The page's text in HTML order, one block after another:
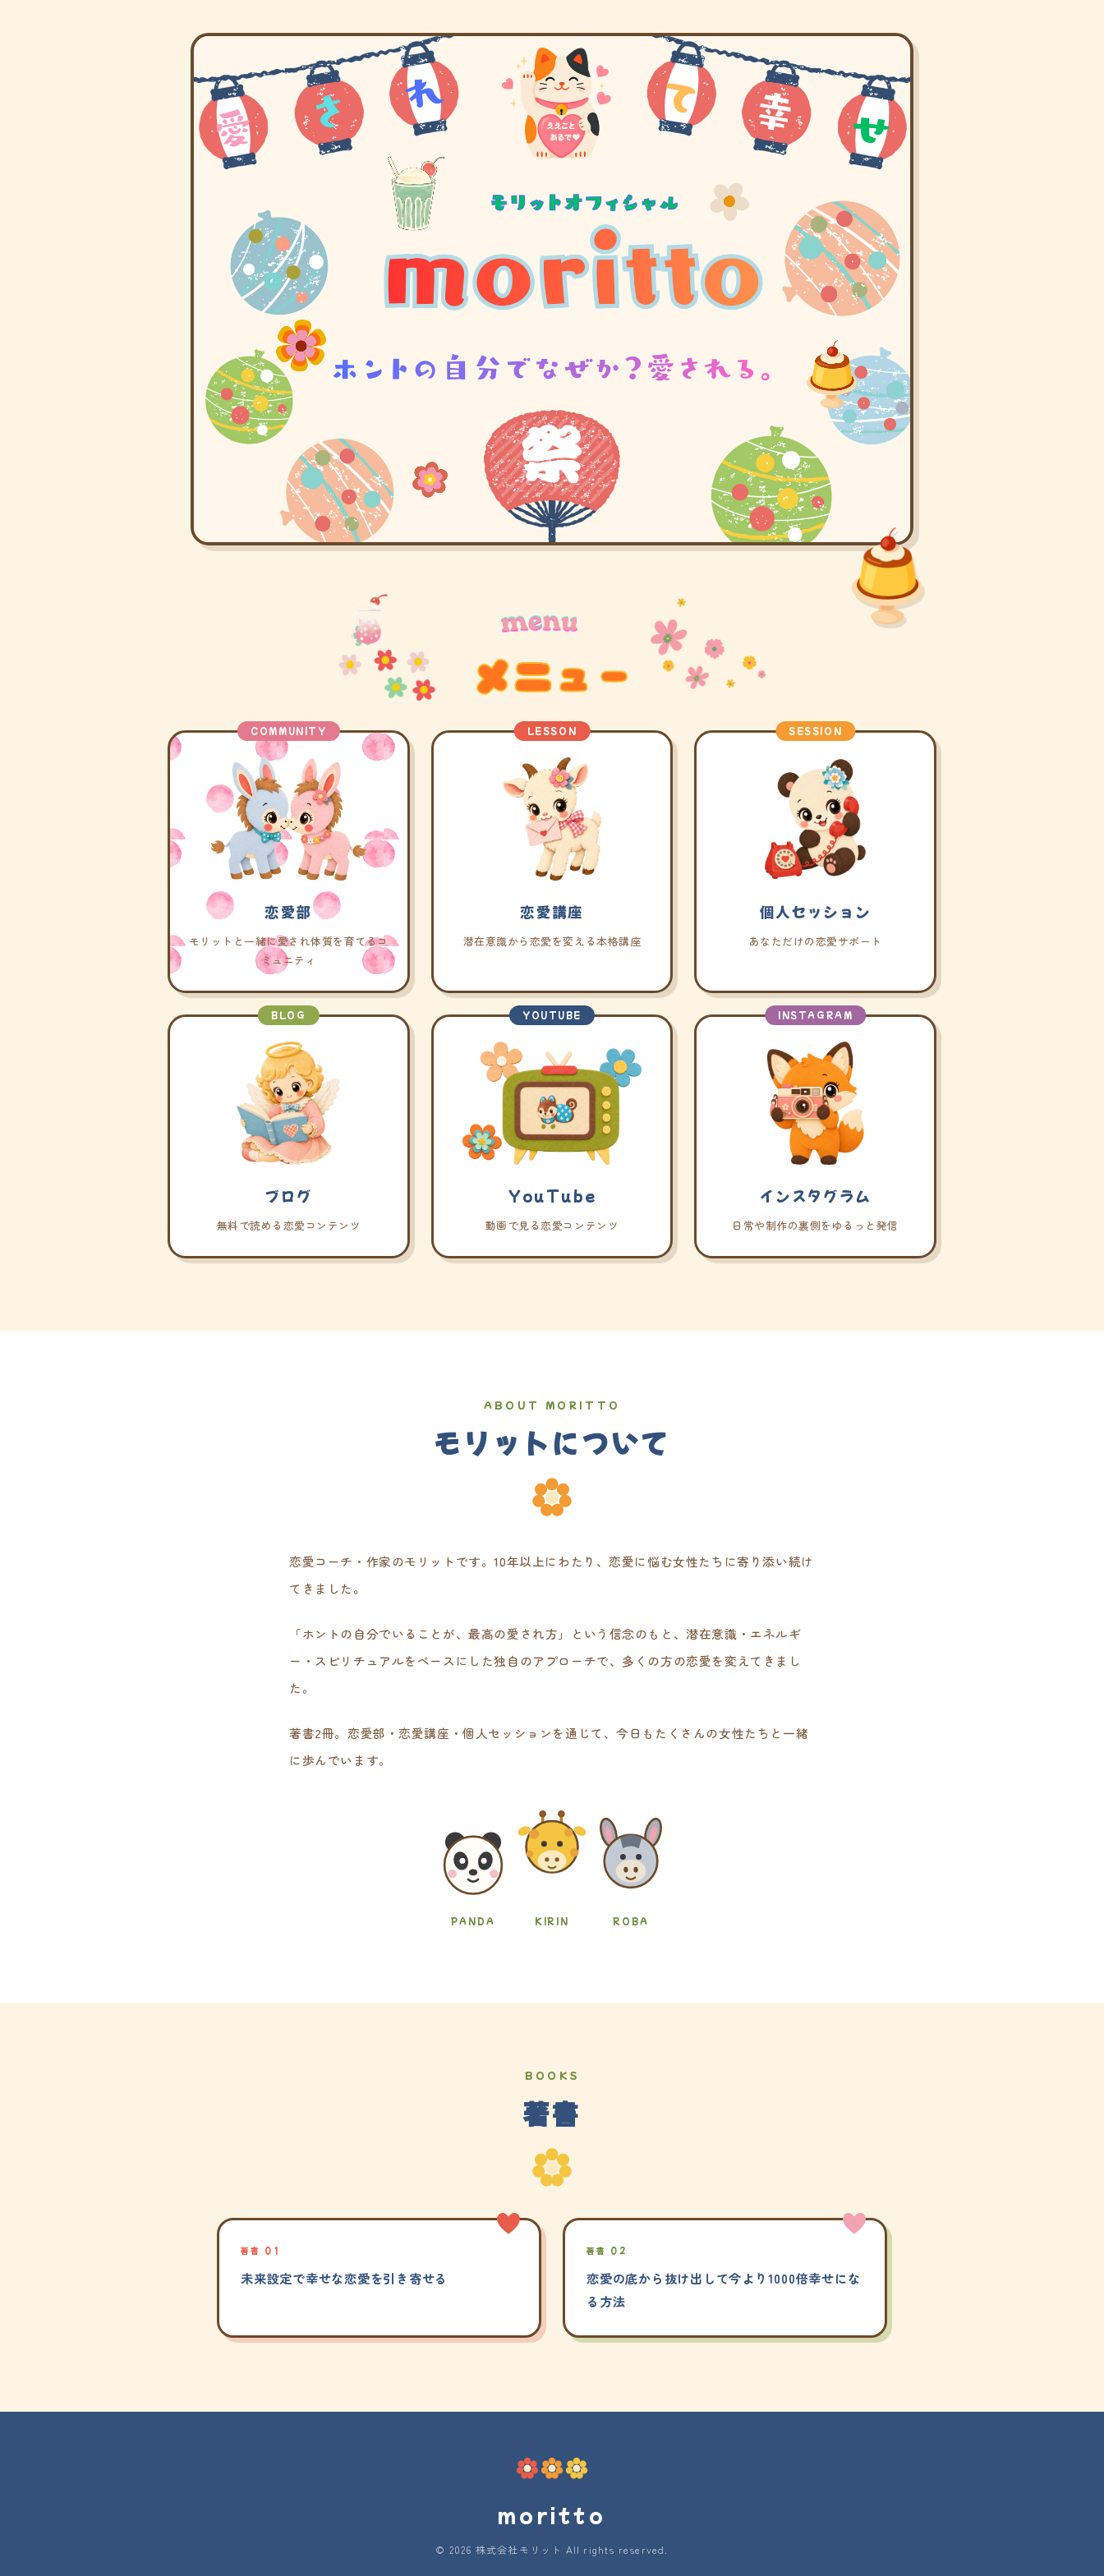
COMMUNITY
恋愛部
モリットと一緒に愛され体質を育てるコ
ミュニティ
LESSON
恋愛講座
潜在意識から恋愛を変える本格講座
SESSION
個人セッション
あなただけの恋愛サポート
BLOG
ブログ
無料で読める恋愛コンテンツ
YOUTUBE
YouTube
動画で見る恋愛コンテンツ
INSTAGRAM
インスタグラム
日常や制作の裏側をゆるっと発信
ABOUT MORITTO
モリットについて
恋愛コーチ・作家のモリットです。10年以上にわたり、恋愛に悩む女性たちに寄り添い続け
てきました。
「ホントの自分でいることが、最高の愛され方」という信念のもと、潜在意識・エネルギ
ー・スピリチュアルをベースにした独自のアプローチで、多くの方の恋愛を変えてきまし
た。
著書2冊。恋愛部・恋愛講座・個人セッションを通じて、今日もたくさんの女性たちと一緒
に歩んでいます。
PANDA KIRIN ROBA
BOOKS
著書
著書 01
未来設定で幸せな恋愛を引き寄せる
著書 02
恋愛の底から抜け出して今より1000倍幸せにな
る方法
moritto
© 2026 株式会社モリット All rights reserved.